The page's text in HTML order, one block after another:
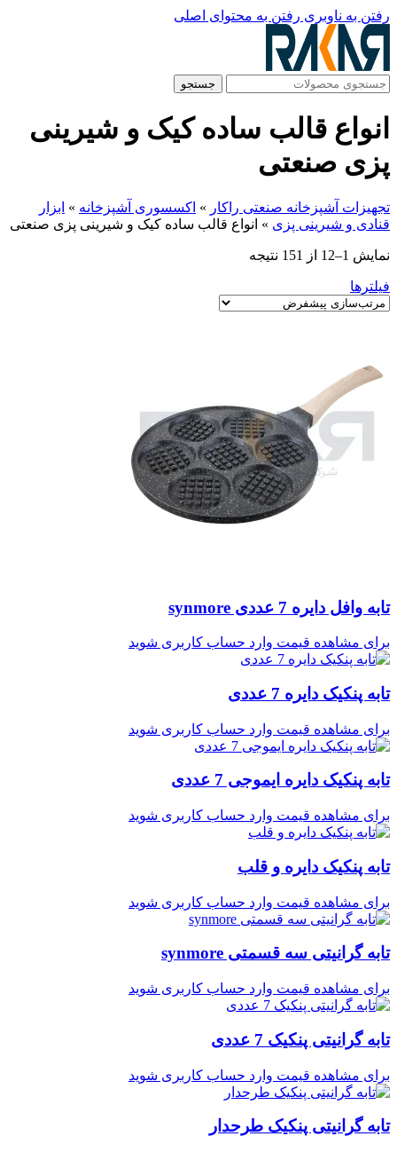
رفتن به ناوبری رفتن به محتوای اصلی
جستجو
انواع قالب ساده کیک و شیرینی‌
پزی صنعتی
تجهیزات آشپزخانه صنعتی راکار » اکسسوری آشپزخانه » ابزار
قنادی و شیرینی پزی » انواع قالب ساده کیک و شیرینی‌ پزی صنعتی
نمایش 1–12 از 151 نتیجه
فیلترها
تابه وافل دایره 7 عددی synmore
برای مشاهده قیمت وارد حساب کاربری شوید
تابه پنکیک دایره 7 عددی
برای مشاهده قیمت وارد حساب کاربری شوید
تابه پنکیک دایره ایموجی 7 عددی
برای مشاهده قیمت وارد حساب کاربری شوید
تابه پنکیک دایره و قلب
برای مشاهده قیمت وارد حساب کاربری شوید
تابه گرانیتی سه قسمتی synmore
برای مشاهده قیمت وارد حساب کاربری شوید
تابه گرانیتی پنکیک 7 عددی
برای مشاهده قیمت وارد حساب کاربری شوید
تابه گرانیتی پنکیک طرحدار